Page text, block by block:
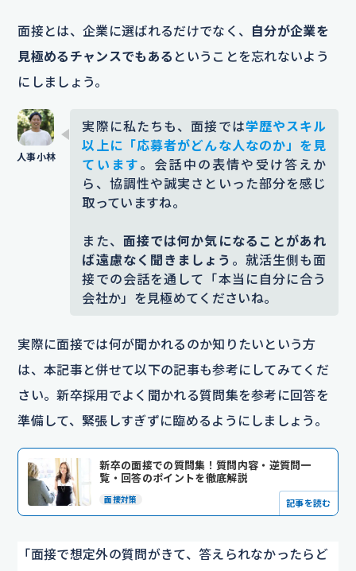
面接とは、企業に選ばれるだけでなく、 自分が企業を
見極めるチャンスでもある ということを忘れないよう
にしましょう。
実際に私たちも、面接では学歴やスキル
以上に「応募者がどんな人なのか」を見
ています 。会話中の表情や受け答えか
ら、協調性や誠実さといった部分を感じ
取っていますね。
また、 面接では何か気になることがあれ
ば遠慮なく聞きましょう 。就活生側も面
接での会話を通して「本当に自分に合う
会社か」を見極めてくださいね。
実際に面接では何が聞かれるのか知りたいという方
は、本記事と併せて以下の記事も参考にしてみてくだ
さい。新卒採用でよく聞かれる質問集を参考に回答を
準備して、緊張しすぎずに臨めるようにしましょう。
新卒の面接での質問集！質問内容・逆質問一
覧・回答のポイントを徹底解説
面接対策 記事を読む
「面接で想定外の質問がきて、答えられなかったらど